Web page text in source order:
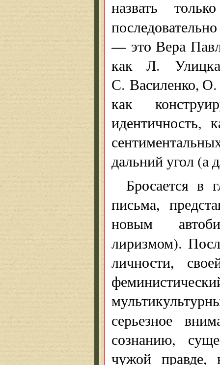
назвать
— это Вера
как Л.
С. Василенко, О.
как
идентичность,
дальний угол (а
Бросается в
письма,
новым
лиризмом).
личности,
серьезное
сознанию,
чужой правде,